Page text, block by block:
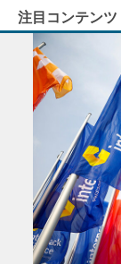
注目コンテンツ